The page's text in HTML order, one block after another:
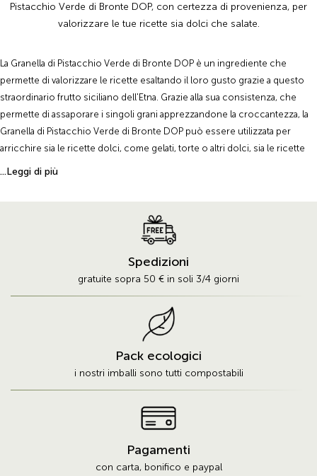
Pistacchio Verde di Bronte DOP, con certezza di provenienza, per
valorizzare le tue ricette sia dolci che salate.
La Granella di Pistacchio Verde di Bronte DOP è un ingrediente che
permette di valorizzare le ricette esaltando il loro gusto grazie a questo
straordinario frutto siciliano dell'Etna. Grazie alla sua consistenza, che
permette di assaporare i singoli grani apprezzandone la croccantezza, la
Granella di Pistacchio Verde di Bronte DOP può essere utilizzata per
arricchire sia le ricette dolci, come gelati, torte o altri dolci, sia le ricette
salate come primi e secondi piatti di carne e di pesce, insalate e contorni.
DOP è assicurata dal marchio DOP (Denominazione di Origine Protetta)
che assicura la provenienza del frutto da una specifica area dell'Etna e le
sue caratteristiche qualitative e organolettiche in base al Reg. (CE)
Granella di Pistacchio Verde di Bronte DOP vengono effettuate dalla
cooperativa Pistacchio Smeraldo che utilizza il prodotto conferito dai
totalmente manuale, direttamente dagli alberi, con un gioco veloce di mani
pazienti e dopo la raccolta, il frutto separato dal mallo, viene lasciato ad
asciugare per 3-4 giorni al sole. La Granella di Pistacchio Verde di Bronte
DOP viene sottoposta ad analisi per assicurare i livelli di conformità alla
...Leggi di più
Spedizioni
gratuite sopra 50 € in soli 3/4 giorni
Pack ecologici
i nostri imballi sono tutti compostabili
Pagamenti
con carta, bonifico e paypal